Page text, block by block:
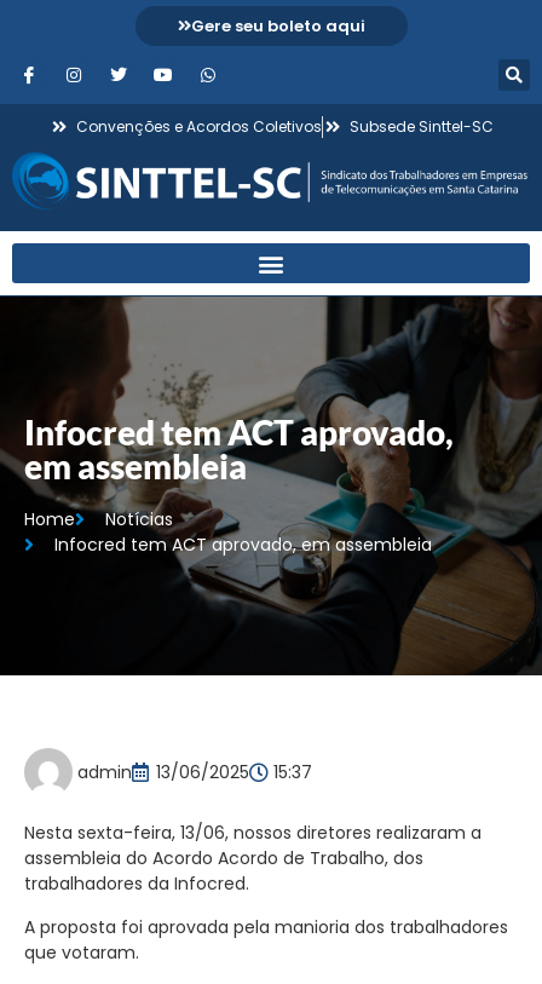
Gere seu boleto aqui
Convenções e Acordos Coletivos Subsede Sinttel-SC
Infocred tem ACT aprovado,
em assembleia
Home
Notícias
Infocred tem ACT aprovado, em assembleia
admin 13/06/2025 15:37
Nesta sexta-feira, 13/06, nossos diretores realizaram a
assembleia do Acordo Acordo de Trabalho, dos
trabalhadores da Infocred.
A proposta foi aprovada pela manioria dos trabalhadores
que votaram.